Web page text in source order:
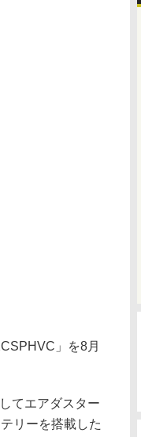
」を8月
てエアダスター
リーを搭載した